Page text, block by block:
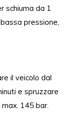
schiuma da 1
pressione,
il veicolo dal
e spruzzare
145 bar.